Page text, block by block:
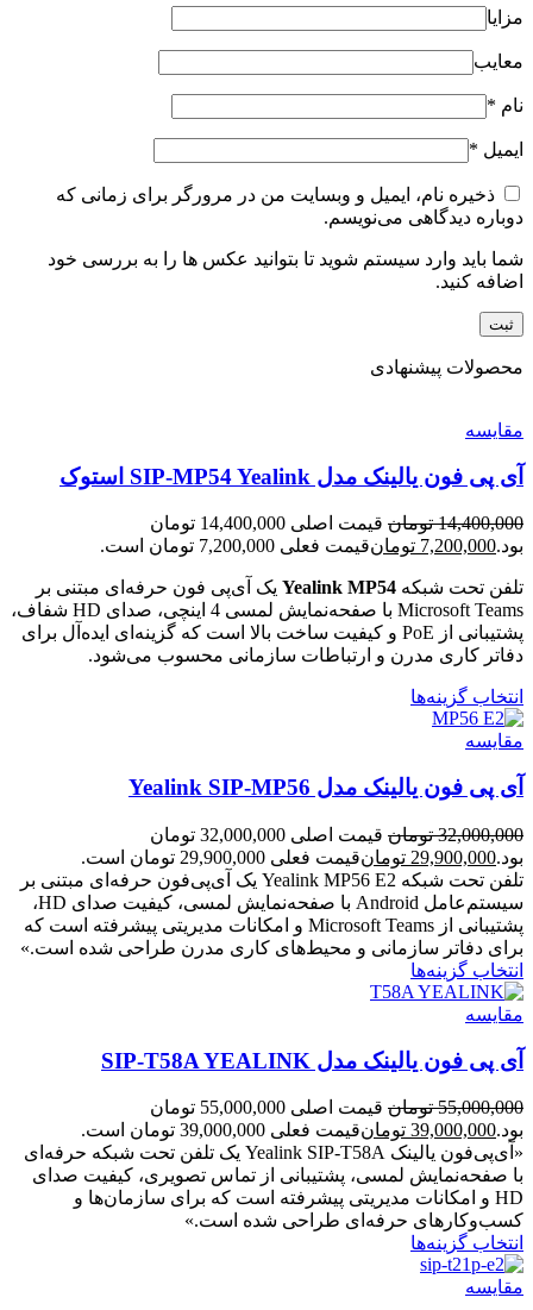
مزایا
معایب
نام *
ایمیل *
ذخیره نام، ایمیل و وبسایت من در مرورگر برای زمانی که
دوباره دیدگاهی می‌نویسم.
شما باید وارد سیستم شوید تا بتوانید عکس ها را به بررسی خود
اضافه کنید.
محصولات پیشنهادی
مقایسه
آی پی فون یالینک مدل SIP-MP54 Yealink استوک
14,400,000 تومان
قیمت اصلی 14,400,000 تومان
بود.7,200,000 تومانقیمت فعلی 7,200,000 تومان است.
تلفن تحت شبکه Yealink MP54 یک آی‌پی فون حرفه‌ای مبتنی بر
Microsoft Teams با صفحه‌نمایش لمسی 4 اینچی، صدای HD شفاف،
پشتیبانی از PoE و کیفیت ساخت بالا است که گزینه‌ای ایده‌آل برای
دفاتر کاری مدرن و ارتباطات سازمانی محسوب می‌شود.
انتخاب گزینه‌ها
مقایسه
آی پی فون یالینک مدل Yealink SIP-MP56
32,000,000 تومان
قیمت اصلی 32,000,000 تومان
بود.29,900,000 تومانقیمت فعلی 29,900,000 تومان است.
تلفن تحت شبکه Yealink MP56 E2 یک آی‌پی‌فون حرفه‌ای مبتنی بر
سیستم‌عامل Android با صفحه‌نمایش لمسی، کیفیت صدای HD،
پشتیبانی از Microsoft Teams و امکانات مدیریتی پیشرفته است که
برای دفاتر سازمانی و محیط‌های کاری مدرن طراحی شده است.»
انتخاب گزینه‌ها
مقایسه
آی پی فون یالینک مدل SIP-T58A YEALINK
55,000,000 تومان
قیمت اصلی 55,000,000 تومان
بود.39,000,000 تومانقیمت فعلی 39,000,000 تومان است.
«آی‌پی‌فون یالینک Yealink SIP‑T58A یک تلفن تحت شبکه حرفه‌ای
با صفحه‌نمایش لمسی، پشتیبانی از تماس تصویری، کیفیت صدای
HD و امکانات مدیریتی پیشرفته است که برای سازمان‌ها و
کسب‌وکارهای حرفه‌ای طراحی شده است.»
انتخاب گزینه‌ها
مقایسه